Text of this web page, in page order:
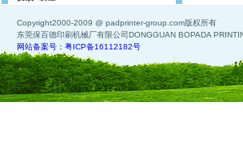
Copyright2000-2009 @ padprinter-group.com版权所有
东莞保百德印刷机械厂有限公司DONGGUAN BOPADA
网站备案号：粤ICP备16112182号